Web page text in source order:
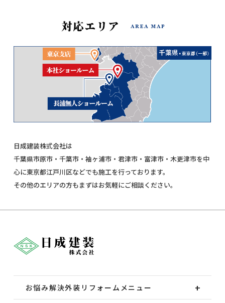
日成建装株式会社は
千葉県市原市・千葉市・袖ヶ浦市・君津市・富津市・木更津市を中
心に東京都江戸川区などでも施工を行っております。
その他のエリアの方もまずはお気軽にご相談ください。
お悩み解決外装 リフォームメニュー